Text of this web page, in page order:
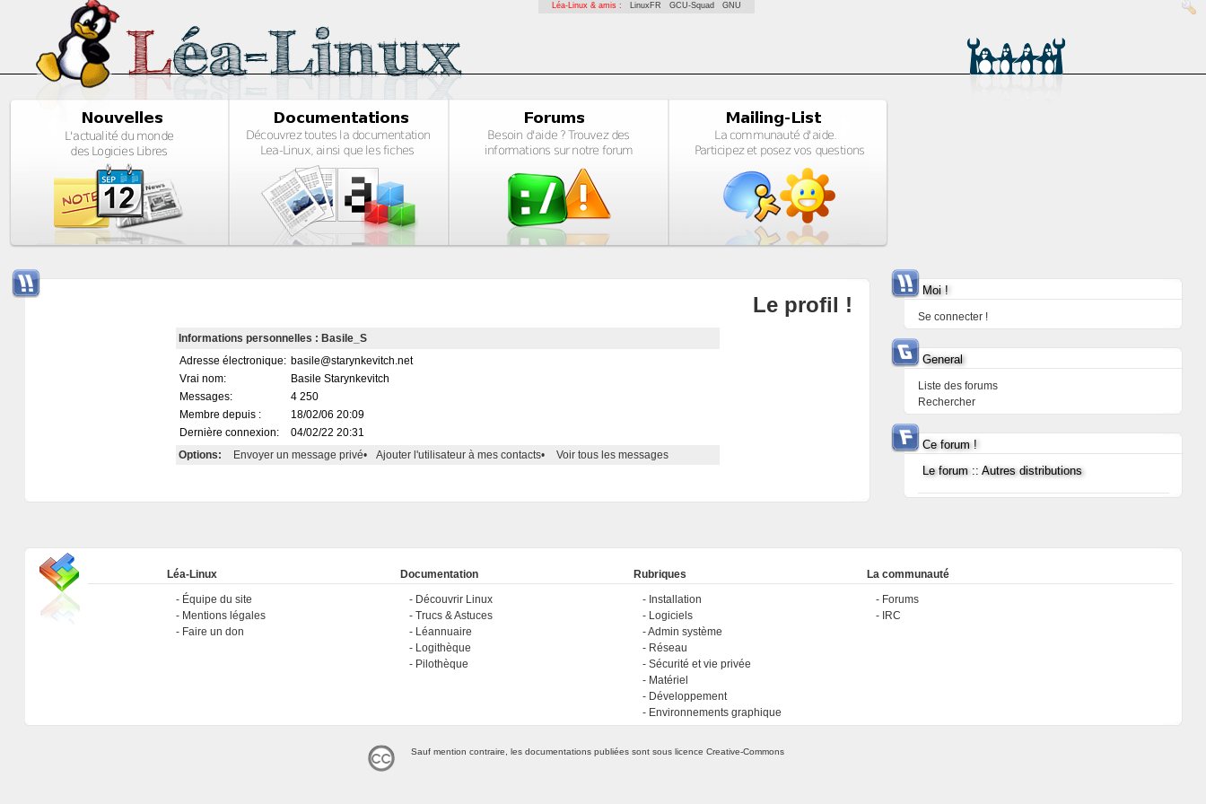
Léa-Linux & amis : LinuxFR GCU-Squad GNU
Le profil !
Informations personnelles : Basile_S
Adresse électronique: basile@starynkevitch.net
Vrai nom:
Basile Starynkevitch
Messages:
4 250
Membre depuis :
18/02/06 20:09
Dernière connexion:
04/02/22 20:31
Options:
Envoyer un message privé• Ajouter l'utilisateur à mes contacts• Voir tous les messages
Moi !
Se connecter !
General
Liste des forums
Rechercher
Ce forum !
Le forum :: Autres distributions
Léa-Linux
Équipe du site
Mentions légales
Faire un don
Documentation
Découvrir Linux
Trucs & Astuces
Léannuaire
Logithèque
Pilothèque
Rubriques
Installation
Logiciels
Admin système
Réseau
Sécurité et vie privée
Matériel
Développement
Environnements graphique
La communauté
Forums
IRC
Sauf mention contraire, les documentations publiées sont sous licenceCreative-Commons